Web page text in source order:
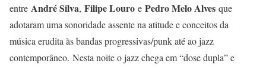
entre André Silva, Filipe Louro e Pedro Melo Alves que
adotaram uma sonoridade assente na atitude e conceitos da
música erudita às bandas progressivas/punk até ao jazz
contemporâneo. Nesta noite o jazz chega em “dose dupla” e